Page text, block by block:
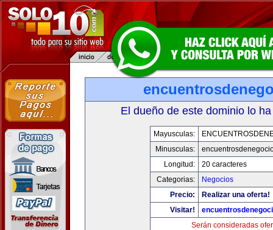
El dueño de este dominio lo
Mayusculas:
Minusculas:
Longitud:
20 caracteres
Categorias:
Negocios
Precio:
Realizar una oferta!
Visitar!
Serán consideradas